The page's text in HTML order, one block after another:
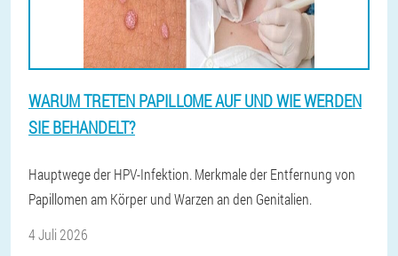
WARUM TRETEN PAPILLOME AUF UND WIE WERDEN
SIE BEHANDELT?
Hauptwege der HPV-Infektion. Merkmale der Entfernung von
Papillomen am Körper und Warzen an den Genitalien.
4 Juli 2026